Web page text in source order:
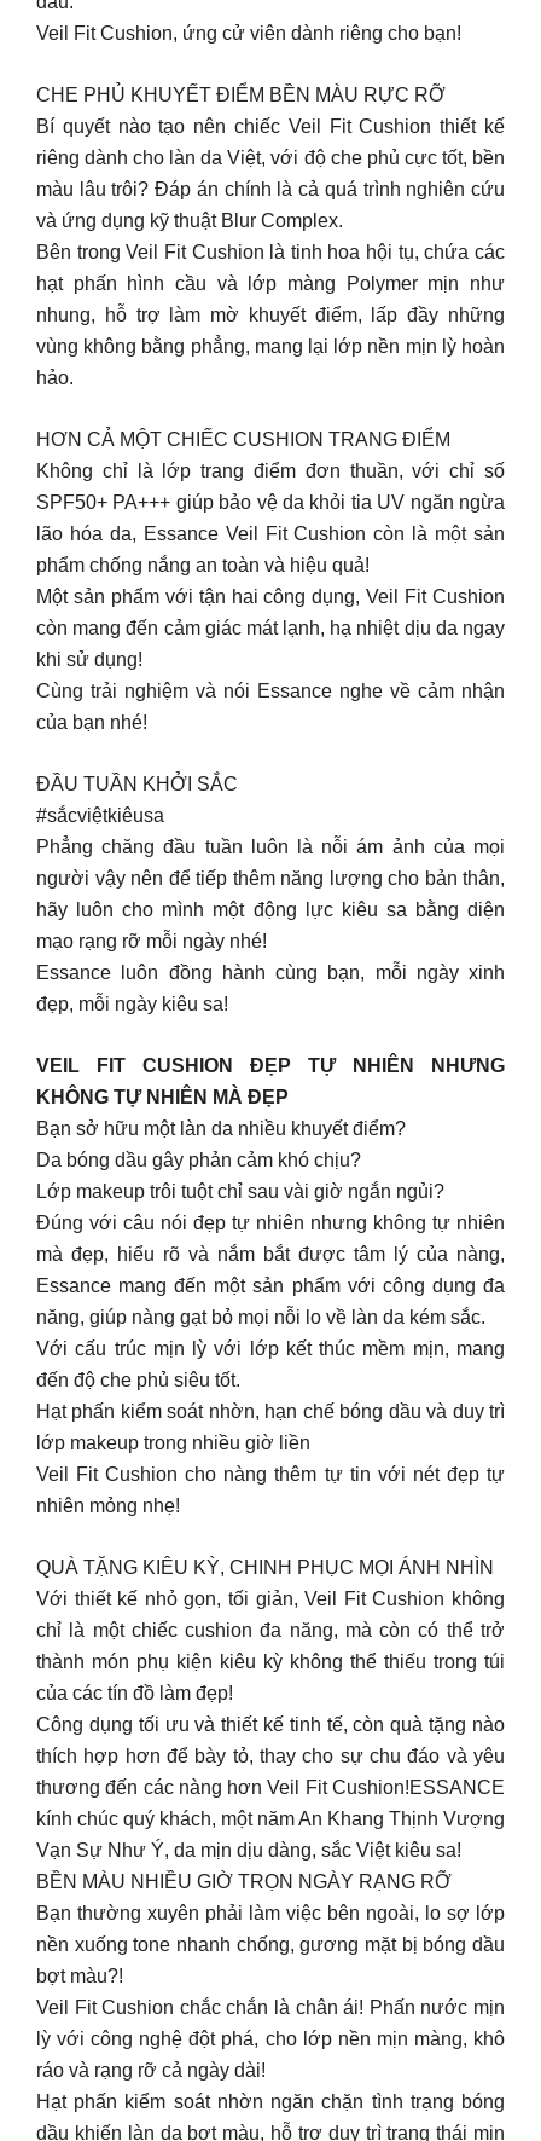
Veil Fit Cushion, ứng cử viên dành riêng cho bạn!
CHE PHỦ KHUYẾT ĐIỂM BỀN MÀU RỰC RỠ
Bí quyết nào tạo nên chiếc Veil Fit Cushion thiết kế
riêng dành cho làn da Việt, với độ che phủ cực tốt, bền
màu lâu trôi? Đáp án chính là cả quá trình nghiên cứu
và ứng dụng kỹ thuật Blur Complex.
Bên trong Veil Fit Cushion là tinh hoa hội tụ, chứa các
hạt phấn hình cầu và lớp màng Polymer mịn như
nhung, hỗ trợ làm mờ khuyết điểm, lấp đầy những
vùng không bằng phẳng, mang lại lớp nền mịn lỳ hoàn
hảo.
HƠN CẢ MỘT CHIẾC CUSHION TRANG ĐIỂM
Không chỉ là lớp trang điểm đơn thuần, với chỉ số
SPF50+ PA+++ giúp bảo vệ da khỏi tia UV ngăn ngừa
lão hóa da, Essance Veil Fit Cushion còn là một sản
phẩm chống nắng an toàn và hiệu quả!
Một sản phẩm với tận hai công dụng, Veil Fit Cushion
còn mang đến cảm giác mát lạnh, hạ nhiệt dịu da ngay
khi sử dụng!
Cùng trải nghiệm và nói Essance nghe về cảm nhận
của bạn nhé!
ĐẦU TUẦN KHỞI SẮC
#sắcviệtkiêusa
Phẳng chăng đầu tuần luôn là nỗi ám ảnh của mọi
người vậy nên để tiếp thêm năng lượng cho bản thân,
hãy luôn cho mình một động lực kiêu sa bằng diện
mạo rạng rỡ mỗi ngày nhé!
Essance luôn đồng hành cùng bạn, mỗi ngày xinh
đẹp, mỗi ngày kiêu sa!
VEIL FIT CUSHION ĐẸP TỰ NHIÊN NHƯNG
KHÔNG TỰ NHIÊN MÀ ĐẸP
Bạn sở hữu một làn da nhiều khuyết điểm?
Da bóng dầu gây phản cảm khó chịu?
Lớp makeup trôi tuột chỉ sau vài giờ ngắn ngủi?
Đúng với câu nói đẹp tự nhiên nhưng không tự nhiên
mà đẹp, hiểu rõ và nắm bắt được tâm lý của nàng,
Essance mang đến một sản phẩm với công dụng đa
năng, giúp nàng gạt bỏ mọi nỗi lo về làn da kém sắc.
Với cấu trúc mịn lỳ với lớp kết thúc mềm mịn, mang
đến độ che phủ siêu tốt.
Hạt phấn kiểm soát nhờn, hạn chế bóng dầu và duy trì
lớp makeup trong nhiều giờ liền
Veil Fit Cushion cho nàng thêm tự tin với nét đẹp tự
nhiên mỏng nhẹ!
QUÀ TẶNG KIÊU KỲ, CHINH PHỤC MỌI ÁNH NHÌN
Với thiết kế nhỏ gọn, tối giản, Veil Fit Cushion không
chỉ là một chiếc cushion đa năng, mà còn có thể trở
thành món phụ kiện kiêu kỳ không thể thiếu trong túi
của các tín đồ làm đẹp!
Công dụng tối ưu và thiết kế tinh tế, còn quà tặng nào
thích hợp hơn để bày tỏ, thay cho sự chu đáo và yêu
thương đến các nàng hơn Veil Fit Cushion!ESSANCE
kính chúc quý khách, một năm An Khang Thịnh Vượng
Vạn Sự Như Ý, da mịn dịu dàng, sắc Việt kiêu sa!
BỀN MÀU NHIỀU GIỜ TRỌN NGÀY RẠNG RỠ
Bạn thường xuyên phải làm việc bên ngoài, lo sợ lớp
nền xuống tone nhanh chống, gương mặt bị bóng dầu
bợt màu?!
Veil Fit Cushion chắc chắn là chân ái! Phấn nước mịn
lỳ với công nghệ đột phá, cho lớp nền mịn màng, khô
ráo và rạng rỡ cả ngày dài!
Hạt phấn kiểm soát nhờn ngăn chặn tình trạng bóng
dầu khiến làn da bợt màu, hỗ trợ duy trì trạng thái mịn